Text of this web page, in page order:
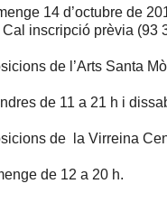
14 d’octubre de
inscripció prèvia (93
de l’Arts Santa
de 11 a 21 h i
de la Virreina
de 12 a 20 h.